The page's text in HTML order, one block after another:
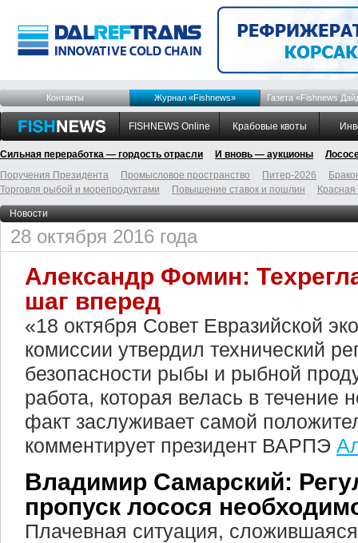
Контакты Журнал «Fishnews» Газета «Fishnews
FISHNEWS Online Крабовые квоты
Сильная переработка — гордость отрасли И вновь — аукционы
Поручения Президента
Промысловое пространство Питер-2026
Торговля рыбой и морепродуктами
Повышение ставок и пошлин
Новости
28 октября 2016 года
Александр Фомин:
шаг вперед
«18 октября Совет Евразийской
комиссии утвердил технический
безопасности рыбы и рыбной
работа, которая велась в течение
факт заслуживает самой
комментирует президент ВАРПЭ
Владимир Самарский:
пропуск лосося
Плачевная ситуация,